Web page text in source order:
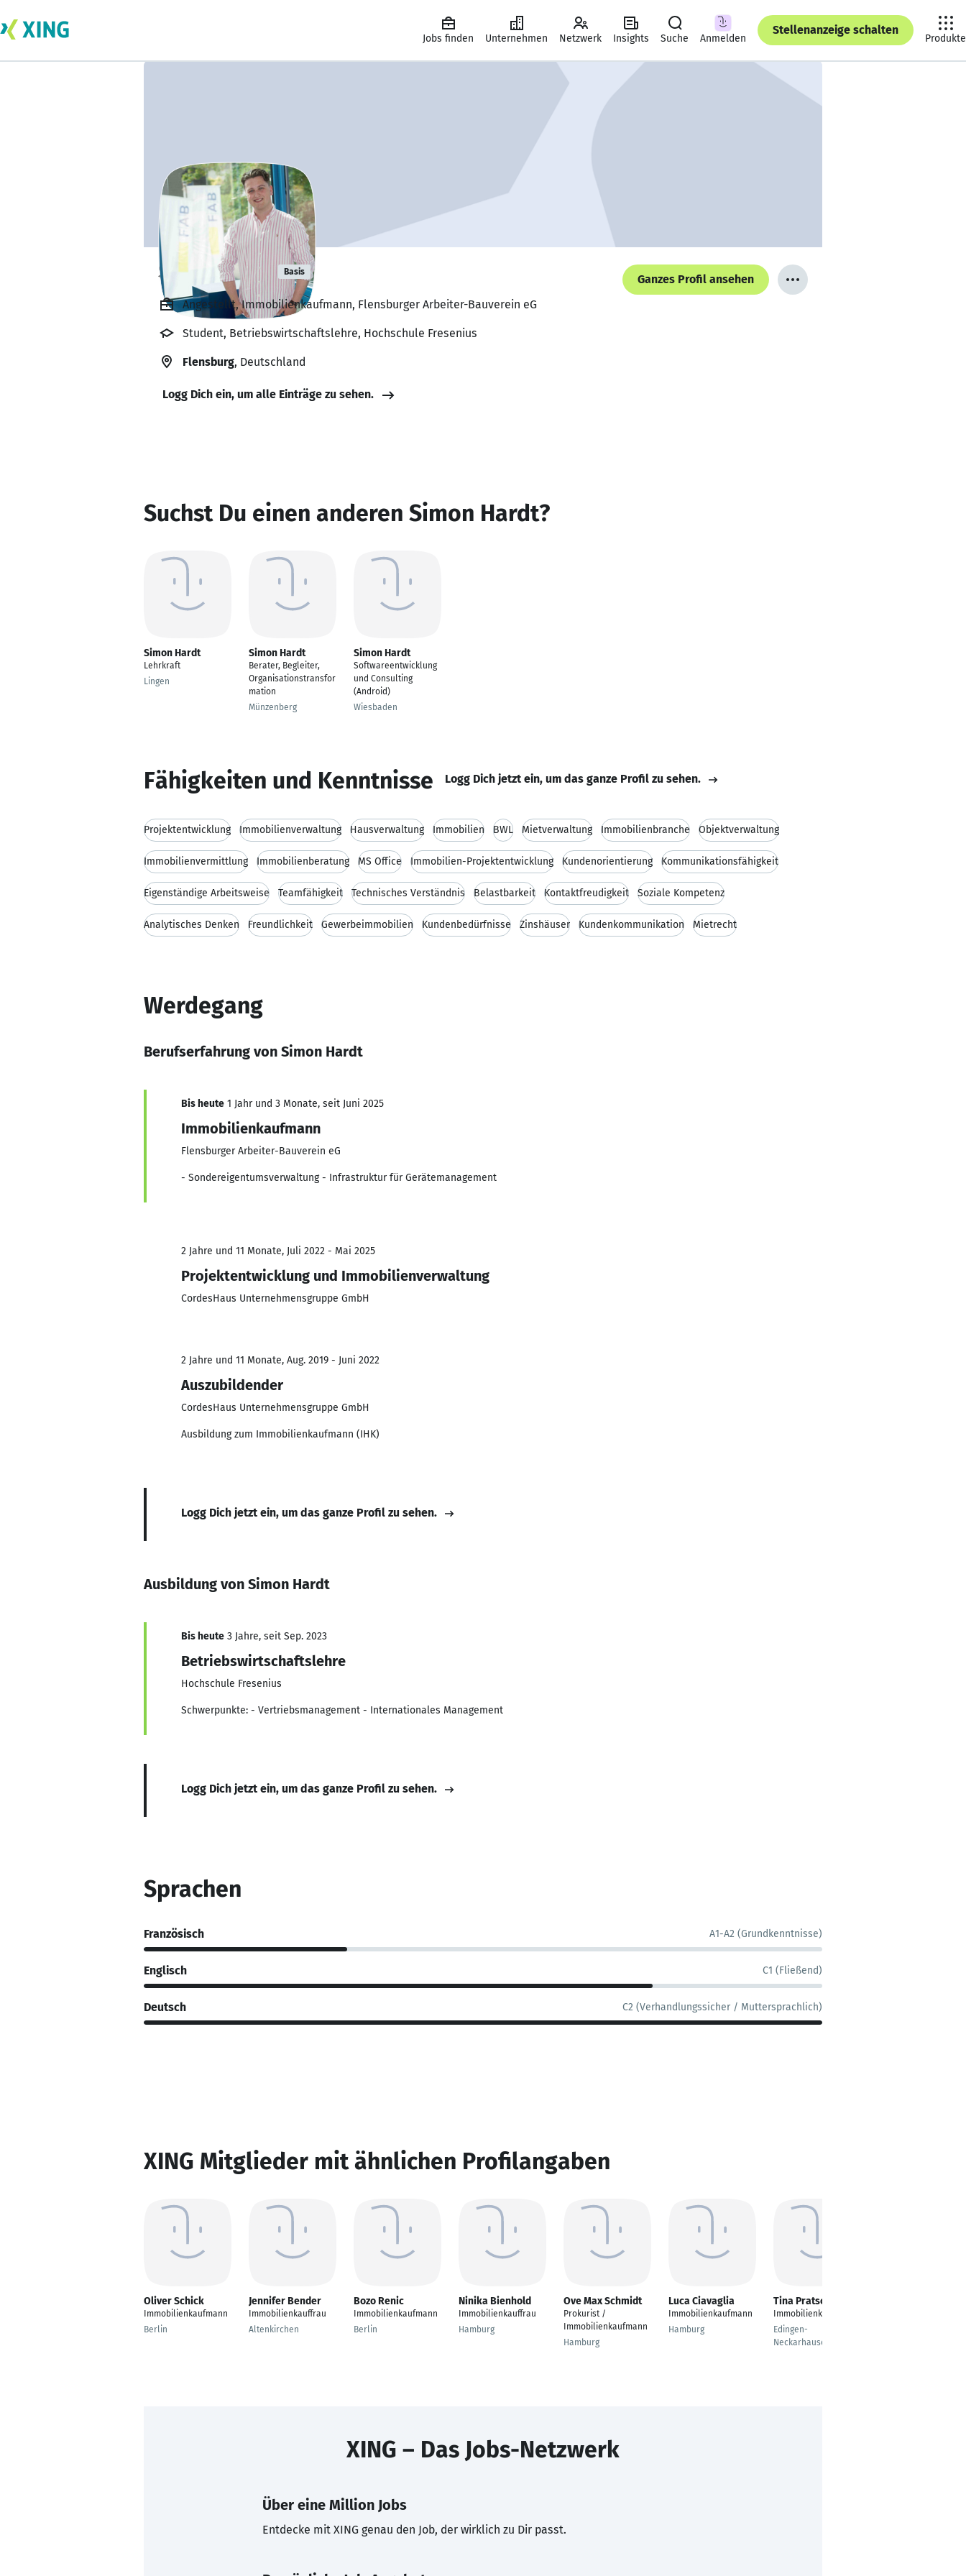
Jobs finden Unternehmen Netzwerk Insights Suche Anmelden
Stellenanzeige schalten
Produkte
Simon Hardt Basis
Ganzes Profil ansehen
Angestellt, Immobilienkaufmann, Flensburger Arbeiter-Bauverein eG
Student, Betriebswirtschaftslehre, Hochschule Fresenius
Flensburg, Deutschland
Logg Dich ein, um alle Einträge zu sehen.
Suchst Du einen anderen Simon Hardt?
Simon Hardt
Lehrkraft
Lingen
Simon Hardt
Berater, Begleiter,
Organisationstransfor
mation
Münzenberg
Simon Hardt
Softwareentwicklung
und Consulting
(Android)
Wiesbaden
Fähigkeiten und Kenntnisse Logg Dich jetzt ein, um das ganze Profil zu sehen.
Projektentwicklung Immobilienverwaltung Hausverwaltung Immobilien BWL Mietverwaltung Immobilienbranche Objektverwaltung
Immobilienvermittlung Immobilienberatung MS Office Immobilien-Projektentwicklung Kundenorientierung Kommunikationsfähigkeit
Eigenständige Arbeitsweise Teamfähigkeit Technisches Verständnis Belastbarkeit Kontaktfreudigkeit Soziale Kompetenz
Analytisches Denken Freundlichkeit Gewerbeimmobilien Kundenbedürfnisse Zinshäuser Kundenkommunikation Mietrecht
Werdegang
Berufserfahrung von Simon Hardt
Bis heute 1 Jahr und 3 Monate, seit Juni 2025
Immobilienkaufmann
Flensburger Arbeiter-Bauverein eG
- Sondereigentumsverwaltung - Infrastruktur für Gerätemanagement
2 Jahre und 11 Monate, Juli 2022 - Mai 2025
Projektentwicklung und Immobilienverwaltung
CordesHaus Unternehmensgruppe GmbH
2 Jahre und 11 Monate, Aug. 2019 - Juni 2022
Auszubildender
CordesHaus Unternehmensgruppe GmbH
Ausbildung zum Immobilienkaufmann (IHK)
Logg Dich jetzt ein, um das ganze Profil zu sehen.
Ausbildung von Simon Hardt
Bis heute 3 Jahre, seit Sep. 2023
Betriebswirtschaftslehre
Hochschule Fresenius
Schwerpunkte: - Vertriebsmanagement - Internationales Management
Logg Dich jetzt ein, um das ganze Profil zu sehen.
Sprachen
Französisch A1-A2 (Grundkenntnisse)
Englisch C1 (Fließend)
Deutsch C2 (Verhandlungssicher / Muttersprachlich)
XING Mitglieder mit ähnlichen Profilangaben
Oliver Schick
Immobilienkaufmann
Berlin
Jennifer Bender
Immobilienkauffrau
Altenkirchen
Bozo Renic
Immobilienkaufmann
Berlin
Ninika Bienhold
Immobilienkauffrau
Hamburg
Ove Max Schmidt
Prokurist /
Immobilienkaufmann
Hamburg
Luca Ciavaglia
Immobilienkaufmann
Hamburg
Tina Pratscher
Immobilienkauffrau
Edingen-
Neckarhausen
XING – Das Jobs-Netzwerk
Über eine Million Jobs
Entdecke mit XING genau den Job, der wirklich zu Dir passt.